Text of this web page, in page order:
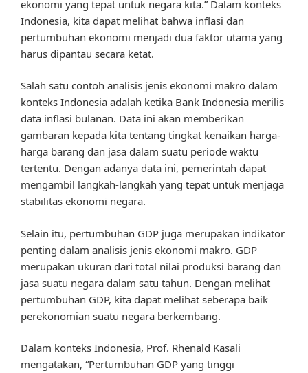
ekonomi yang tepat untuk negara kita.” Dalam konteks
Indonesia, kita dapat melihat bahwa inflasi dan
pertumbuhan ekonomi menjadi dua faktor utama yang
harus dipantau secara ketat.
Salah satu contoh analisis jenis ekonomi makro dalam
konteks Indonesia adalah ketika Bank Indonesia merilis
data inflasi bulanan. Data ini akan memberikan
gambaran kepada kita tentang tingkat kenaikan harga-
harga barang dan jasa dalam suatu periode waktu
tertentu. Dengan adanya data ini, pemerintah dapat
mengambil langkah-langkah yang tepat untuk menjaga
stabilitas ekonomi negara.
Selain itu, pertumbuhan GDP juga merupakan indikator
penting dalam analisis jenis ekonomi makro. GDP
merupakan ukuran dari total nilai produksi barang dan
jasa suatu negara dalam satu tahun. Dengan melihat
pertumbuhan GDP, kita dapat melihat seberapa baik
perekonomian suatu negara berkembang.
Dalam konteks Indonesia, Prof. Rhenald Kasali
mengatakan, “Pertumbuhan GDP yang tinggi